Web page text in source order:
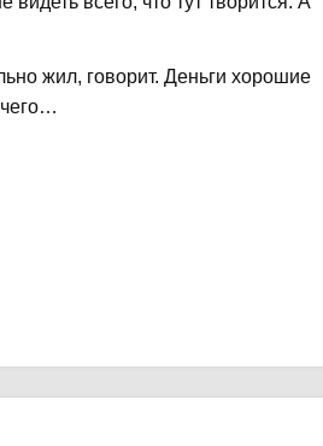
жил, говорит. Деньги хорошие